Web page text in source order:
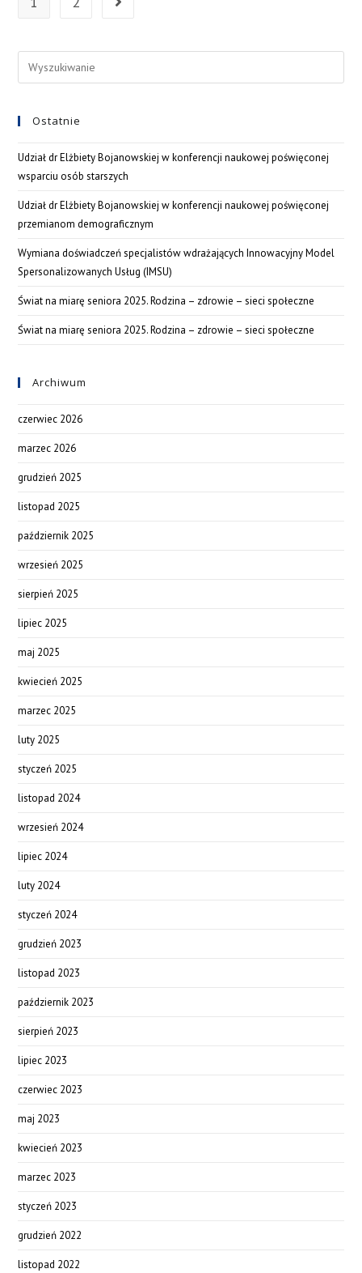
Ostatnie
Udział dr Elżbiety Bojanowskiej w konferencji naukowej poświęconej
wsparciu osób starszych
Udział dr Elżbiety Bojanowskiej w konferencji naukowej poświęconej
przemianom demograficznym
Wymiana doświadczeń specjalistów wdrażających Innowacyjny Model
Spersonalizowanych Usług (IMSU)
Świat na miarę seniora 2025. Rodzina – zdrowie – sieci społeczne
Świat na miarę seniora 2025. Rodzina – zdrowie – sieci społeczne
Archiwum
czerwiec 2026
marzec 2026
grudzień 2025
listopad 2025
październik 2025
wrzesień 2025
sierpień 2025
lipiec 2025
maj 2025
kwiecień 2025
marzec 2025
luty 2025
styczeń 2025
listopad 2024
wrzesień 2024
lipiec 2024
luty 2024
styczeń 2024
grudzień 2023
listopad 2023
październik 2023
sierpień 2023
lipiec 2023
czerwiec 2023
maj 2023
kwiecień 2023
marzec 2023
styczeń 2023
grudzień 2022
listopad 2022